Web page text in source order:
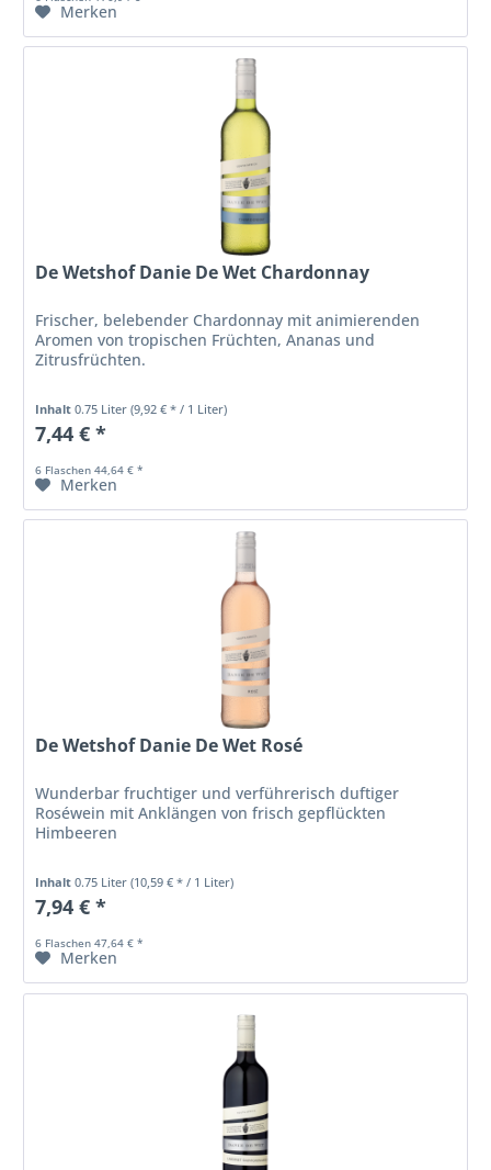
Merken
De Wetshof Danie De Wet Chardonnay
Frischer, belebender Chardonnay mit animierenden
Aromen von tropischen Früchten, Ananas und
Zitrusfrüchten.
Inhalt0.75 Liter(9,92 € * / 1 Liter)
7,44 € *
6 Flaschen 44,64 € *
Merken
De Wetshof Danie De Wet Rosé
Wunderbar fruchtiger und verführerisch duftiger
Roséwein mit Anklängen von frisch gepflückten
Himbeeren
Inhalt0.75 Liter(10,59 € * / 1 Liter)
7,94 € *
6 Flaschen 47,64 € *
Merken